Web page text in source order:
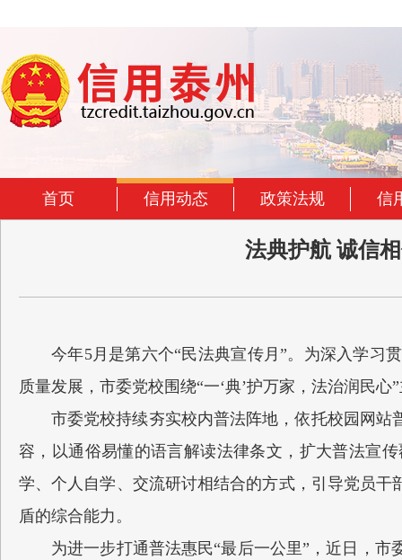
首页 信用动态 政策法规 信
法典护航 诚信
今年5月是第六个“民法典宣传月”。为深入学习
质量发展，市委党校围绕“一‘典’护万家，法治润民
市委党校持续夯实校内普法阵地，依托校园网
容，以通俗易懂的语言解读法律条文，扩大普法宣
学、个人自学、交流研讨相结合的方式，引导党员
盾的综合能力。
为进一步打通普法惠民“最后一公里”，近日，